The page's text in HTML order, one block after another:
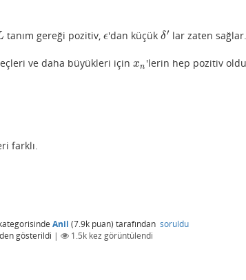
tanım gereği pozitiv,ϵ
ϵ'dan küçükδ′
δ′ lar zaten
ve daha büyükleri için xn
xn 'lerin hep pozitiv
farklı.
Anil (7.9k puan) tarafından soruldu
gösterildi | 1.5k kez görüntülendi